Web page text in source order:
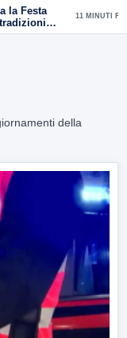
la Festa
11 MINUTI FA
della